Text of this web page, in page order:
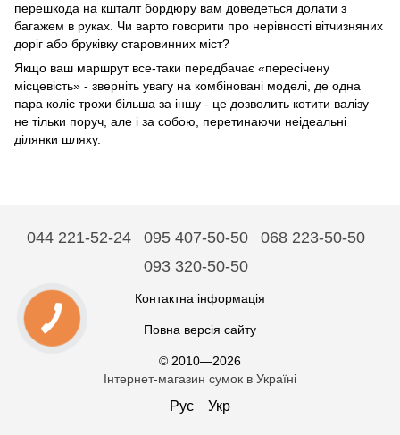
перешкода на кшталт бордюру вам доведеться долати з
багажем в руках. Чи варто говорити про нерівності вітчизняних
доріг або бруківку старовинних міст?
Якщо ваш маршрут все-таки передбачає «пересічену
місцевість» - зверніть увагу на комбіновані моделі, де одна
пара коліс трохи більша за іншу - це дозволить котити валізу
не тільки поруч, але і за собою, перетинаючи неідеальні
ділянки шляху.
044 221-52-24 095 407-50-50
068 223-50-50
093 320-50-50
Контактна інформація
Повна версія сайту
© 2010—2026
Інтернет-магазин сумок в Україні
Рус Укр